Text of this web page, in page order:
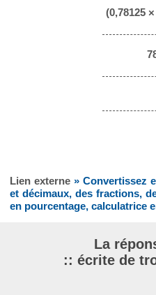
(0,78125
Lien externe » Convertissez
et décimaux, des fractions,
en pourcentage, calculatrice
La
:: écrite de